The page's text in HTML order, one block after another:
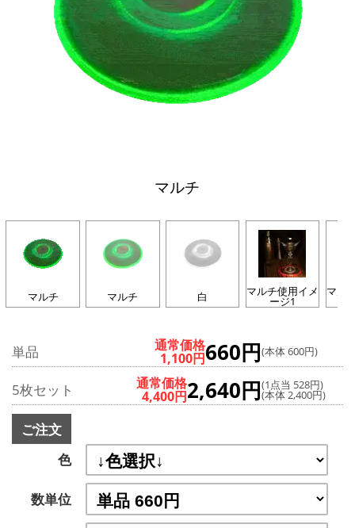
マルチ
マルチ マルチ 白 マルチ使用イメ
ージ1
マル
単品 通常価格
1,100円660円(本体 600円)
5枚セット 通常価格
4,400円2,640円(1点当 528円)
(本体 2,400円)
ご注文
色
数単位